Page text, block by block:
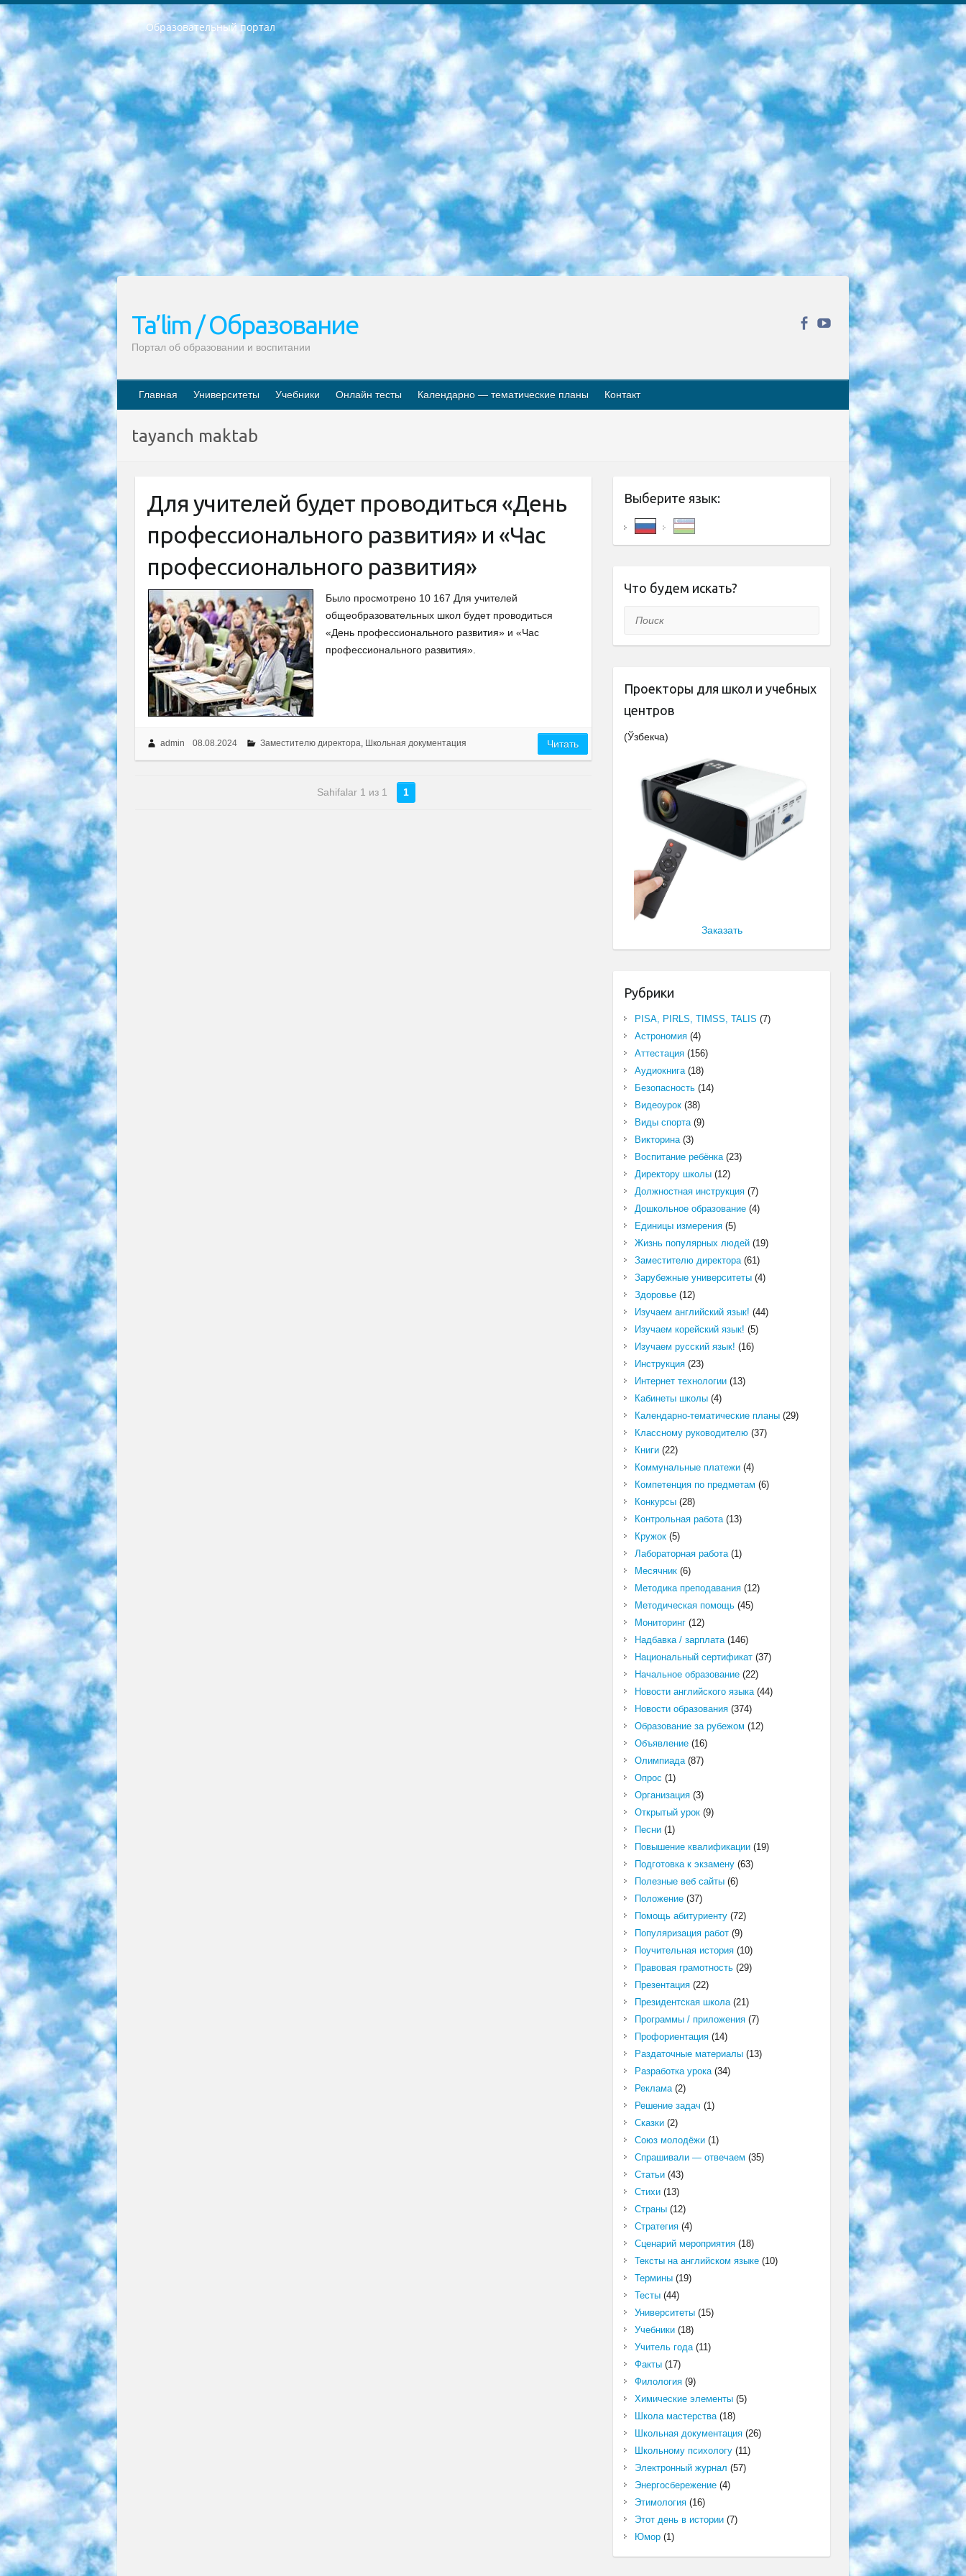
Образовательный портал
РЕСПУБЛИКА УЗБЕКИСТАН МИНИСТРЕРСТВО ДОШКОЛЬНОГО И ШКОЛЬНОГО ОБРАЗОВАНИЯ КОМАНДА в общеобразовательных учреждениях в 2023-2024 учебном году организация и проведение итоговой государственной аттестации обучающихся о Министра дошкольного и школьного образования Республики Узбекистан от 4 марта 2008 года (постановлением Минюста от 20 марта 2008 года № 1778 государственной регистрации) «Итоговое состояние учащихся общего среднего образования на основании положения об утверждении положения об аттестации общего среднего образования выпускной экзамен студентов в образовательных учреждениях в 2023-2024 учебном году В целях организации и прохождения аттестации приказываю: 1. Следующее: перечень предметов, по которым будет проводиться итоговая государственная аттестация и экзамен формы перевода согласно приложению 1; сертификаты международного образца, оценивающие уровень владения иностранными языками перечень согласно приложению 2; 2. Педагогический при специализированных образовательных учреждениях. научно-практический центр квалификации и международной оценки (Д.Давидова) 2024 г. До 25 марта: задания по предметам, по которым будет проводиться итоговая аттестация разработка и утверждение технических условий; итоговая аттестация на основании разработанного предметного задания разработка вопросов по предметам (устно и письменно), экзамен передача; общеобразовательные средние школы и специальные учебные заведения учащиеся выпускных классов школ и интернатов в агентской системе подготовка базы данных экзаменационных материалов и критериев оценки; перевод базы экзаменационных материалов на все языки обучения подать в Республиканский образовательный центр для изготовления; варианты экзаменов на основе разработанных контрольных материалов пусть будут поставлены задачи формирования. 3. Республиканский образовательный центр (Ш.Худайкулов) до 5 апреля 2024 года. до: база данных предоставленных экзаменационных материалов на все языки обучения перевод и экспертиза; для слепых, слабовидящих, глухих, слабослышащих и умственно отсталых детей учащиеся выпускных классов специализированных школ и школ-интернатов база данных экзаменационных материалов на всех преподаваемых языках подготовка критериев оценки; специализированные школы для умственно отсталых детей и технологии для учащихся выпускных классов школ-интернатов разработка соответствующих рекомендаций и критериев проведения ЕГЭ по естествознанию давать задания. 4. Педагогический при специализированных образовательных учреждениях. Научно-практический центр навыков и международной оценки (Д.Давидова), Республика образовательный центр (Худайкулов Ш.) итоговый государственный аттестационный экзамен ориентирован на творческое и логическое мышление при подготовке базы материалов учитывать введение заданий. 5. Следует отметить, что: сертификат государственного образца о знании общеобразовательного предмета и как минимум национальный уровень B1 по предметам на иностранных языках, указанным в Приложении 2. или международно признанный сертификат эквивалентного уровня студенты, изучающие определенный предмет, освобождаются от экзамена; по соответствующим предметам запланирована итоговая государственная аттестация за день до дня, путем жеребьевки Рабочей группой (в письменной форме по предметам, проводимым в форме) из числа сформированных вариантов выбрано 2 варианта; 2 выбранных варианта экзамена анонсированы на официальном сайте министерства и все выпускники по всей стране на основе этих вариантов проводит итоговую государственную аттестацию. 6. Государственное образование учащихся средних общеобразовательных учреждений. знания в соответствии с квалификационными требованиями, которые необходимо приобрести на основании стандартов итоговый (выпускной) контроль для 9 и 11 классов в целях тестирования Экзамены (далее – экзамены) состоят из предметов, перечисленных в приложении 1. будет сделано. 7. Экзамены пройдут с 26 мая по 15 июня 2024 г. (кроме науки физического воспитания). 8. Физическая для учащихся 9 классов общесредних образовательных учреждений. Экзамены по предмету «Образование, квалификация медицина» 1-6 мая 2024 года. сотрудники перевести под присмотр (с отклонениями в физическом или умственном развитии) специализированная школа для детей, школы-интернаты и со сколиозом школы-интернаты санаторного типа для больных детей исключены). 9. Он был слепым, слабовидящим и имел нарушения опорно-двигательного аппарата. экзамены в специализированных школах и интернатах для детей должны проводиться исходя из требований, предъявляемых к общеобразовательным учреждениям (физкультура кроме науки). 10. Специализированная школа для глухих и слабослышащих детей. и экзамены в интернатах и быть реализован в виде письменного теста по математике. 11. Специальность для умственно отсталых детей. Для 9 класса Родной язык и литературное письмо Государственный язык (язык обучения – узбекский). для неклассов) написано Математическое письмо Письменная/устная история Узбекистана Физическое воспитание практично Итоговый контроль Для 11 класса Написание родного языка и литературы (эссе) Математическое письмо Узбекский язык (обучение на узбекском языке) не посещающее общее среднее образование для учреждений)/Образовательное учреждение выбор письменный и устный Иностранный язык письменный/устный Письменная/устная история Узбекистана *По выбору студента:  Химия  Физика  Основы государственного права  География 10 бесплатных образовательных ресурсов - Мы составили подборку онлайн-проектов с интерактивными упражнениями, видеолекциями и статьями. Они помогут вам обрести новые и освежить старые знания бесплатно. 1. «ИНТУИТ» Старейшая образовательная площадка Рунета. Здесь вы найдёте сотни текстовых и видеокурсов на десятки различных тем — от программирования до психологии. Многие курсы подготовлены российскими университетами и крупными международными компаниями вроде Intel и Microsoft. Самостоятельное обучение бесплатное, но желающие могут оплатить услуги персональных наставников. 2. «Смартия» знакомит с актуальными профессиями и подсказывает, как им обучаться. Выбрав заинтересовавшую вас специальность — SMM-специалист, фотограф, веб-дизайнер или другую, — увидите список необходимых для неё умений. Чтобы вы могли освоить их самостоятельно, для каждого умения площадка отображает подборку ссылок на учебные материалы. Хотя «Смартия» ориентируется на русскоязычную аудиторию, часть контента всё же доступна только на английском. 3. «Лекторий Физтеха» Проект Московского физико-технического института (Физтеха). С его помощью вы можете смотреть онлайн серии лекций, записанные на видео в этом вузе. В числе доступных предметов — физика, биология, химия, информационные технологии и другие. К некоторым лекциям администрация ресурса прилагает готовые конспекты, которые можно скачивать в PDF-формате. 4. ITMOcourses Онлайн-площадка Санкт-Петербургского национального исследовательского университета информационных технологий, механики и оптики (ИТМО). Ресурс предоставляет свободный доступ к курсам, разработанным в этом вузе. Каталог материалов разбит на четыре категории: «Оптические системы и технологии», «Приборостроение и робототехника», «Информационные технологии» и «Биотехнологии». Курсы состоят из видеолекций, интерактивных демонстраций и заданий. 5. «КиберЛенинка» Электронная научная библиотека открытого доступа. Каталог площадки регулярно обрастает текстами статей из различных научных изданий. Сгруппированные по журналам и рубрикам публикации можно читать онлайн или скачивать целиком в PDF-формате. Проект нацелен на популяризацию науки за счёт открытого доступа к качественной информации. 6. «ПостНаука» На этом ресурсе публикуют подборки видеолекций, составленные экспертами из разных отраслей и объединённые общими темами. Среди них, к примеру, есть серии «Биоинформатика и геномика», «Культура средневековой Скандинавии» и Cinema Studies о теории кино. Каждая подборка лекций — логически связанная история, рассказанная экспертом от первого лица. Кроме того, на сайте появляются научно-образовательные статьи и тесты на разные темы. 7. «Newочём» Команда проекта «Newочём» отбирает самые интересные тексты из англоязычных СМИ и переводит те из них, за которые голосуют участники сообщества «ВКонтакте». По большей части это научно-популярные статьи. Редакторы придумывают лишь заголовки, в остальном содержание переводов соответствует оригиналам. Полные тексты можно читать прямо в социальной сети. 8. InternetUrok Онлайн-база материалов по основным дисциплинам школьной программы. Информация на сайте структурирована по классам, предметам и темам (урокам). Каждый урок состоит из видеолекций и конспектов. Есть также интерактивные тренажёры и тесты для закрепления пройденного материала. Даже если вы давно окончили школу, возможность повторить программу старших классов всегда может пригодиться. 9. Edutainme Ещё один ресурс об образовании. В отличие от Newtonew, как мне кажется, Edutainme больше ориентируется на представителей индустрии: педагогов, предпринимателей, разработчиков образовательных проектов. Но и любой, кто просто стремится к саморазвитию, найдёт на сайте много полезного и интересного для себя. Например, информацию о новых курсах и образовательных сервисах. 10. Newtonew Онлайн-медиа об образовании и обучении в широком смысле. Авторы Newtonew пишут об инструментах, заведениях, тактиках и стратегиях, которые помогают учить других и получать новые знания самостоятельно. На этой площадке вы найдёте новости, обзоры, аналитические мат
Ta’lim / Образование
Портал об образовании и воспитании
Главная Университеты Учебники Онлайн тесты Календарно — тематические планы Контакт
tayanch maktab
Для учителей будет проводиться «День
профессионального развития» и «Час
профессионального развития»
Было просмотрено 10 167 Для учителей
общеобразовательных школ будет проводиться
«День профессионального развития» и «Час
профессионального развития».
admin 08.08.2024 Заместителю директора, Школьная документация Читать
Sahifalar 1 из 1 1
Выберите язык:
Что будем искать?
Поиск
Проекторы для школ и учебных
центров
(Ўзбекча)
Заказать
Рубрики
PISA, PIRLS, TIMSS, TALIS (7)
Астрономия(4)
Аттестация(156)
Аудиокнига(18)
Безопасность(14)
Видеоурок(38)
Виды спорта(9)
Викторина(3)
Воспитание ребёнка(23)
Директору школы(12)
Должностная инструкция(7)
Дошкольное образование(4)
Единицы измерения(5)
Жизнь популярных людей(19)
Заместителю директора(61)
Зарубежные университеты(4)
Здоровье(12)
Изучаем английский язык! (44)
Изучаем корейский язык! (5)
Изучаем русский язык! (16)
Инструкция(23)
Интернет технологии(13)
Кабинеты школы(4)
Календарно-тематические планы(29)
Классному руководителю(37)
Книги(22)
Коммунальные платежи(4)
Компетенция по предметам (6)
Конкурсы(28)
Контрольная работа(13)
Кружок(5)
Лабораторная работа(1)
Месячник(6)
Методика преподавания(12)
Методическая помощь(45)
Мониторинг(12)
Надбавка / зарплата(146)
Национальный сертификат(37)
Начальное образование(22)
Новости английского языка(44)
Новости образования(374)
Образование за рубежом (12)
Объявление(16)
Олимпиада(87)
Опрос (1)
Организация(3)
Открытый урок(9)
Песни(1)
Повышение квалификации(19)
Подготовка к экзамену(63)
Полезные веб сайты(6)
Положение(37)
Помощь абитуриенту(72)
Популяризация работ(9)
Поучительная история(10)
Правовая грамотность(29)
Презентация(22)
Президентская школа(21)
Программы / приложения(7)
Профориентация(14)
Раздаточные материалы(13)
Разработка урока(34)
Реклама(2)
Решение задач (1)
Сказки(2)
Союз молодёжи(1)
Спрашивали — отвечаем (35)
Статьи(43)
Стихи(13)
Страны(12)
Стратегия(4)
Сценарий мероприятия(18)
Тексты на английском языке(10)
Термины(19)
Тесты(44)
Университеты(15)
Учебники(18)
Учитель года(11)
Факты(17)
Филология(9)
Химические элементы(5)
Школа мастерства(18)
Школьная документация(26)
Школьному психологу(11)
Электронный журнал (57)
Энергосбережение(4)
Этимология(16)
Этот день в истории(7)
Юмор(1)